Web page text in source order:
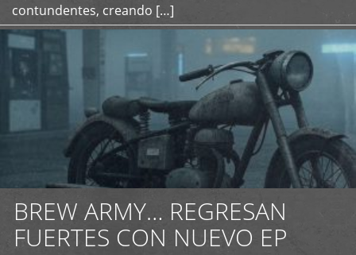
contundentes, creando […]
BREW ARMY… REGRESAN
FUERTES CON NUEVO EP